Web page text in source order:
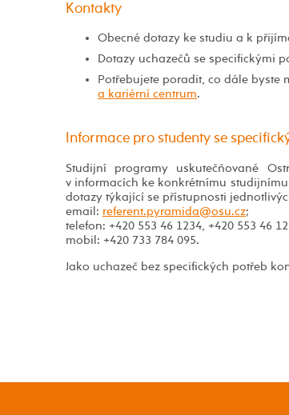
Kontakty
Obecné dotazy ke studiu a k
Dotazy uchazečů se specifickými
Potřebujete poradit, co dále byste
a kariérní centrum.
Informace pro studenty se
Studijní programy uskutečňované
v informacích ke konkrétnímu
dotazy týkající se přístupnosti
email:
;
telefon: +420 553 46 1234, +420 553 46
mobil: +420 733 784 095.
Jako uchazeč bez specifických potřeb